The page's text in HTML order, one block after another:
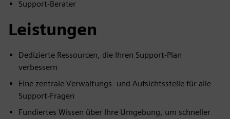
Support-Berater
Leistungen
Dedizierte Ressourcen, die Ihren Support-Plan
verbessern
Eine zentrale Verwaltungs- und Aufsichtsstelle für alle
Support-Fragen
Fundiertes Wissen über Ihre Umgebung, um schneller